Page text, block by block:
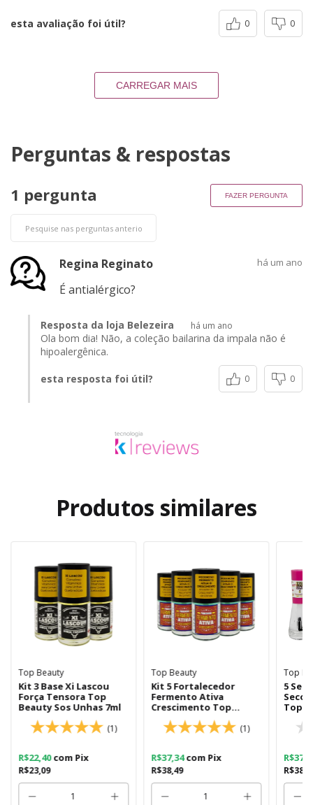
esta avaliação foi útil? 0 0
CARREGAR MAIS
Perguntas & respostas
1 pergunta FAZER PERGUNTA
Regina Reginato há um ano
É antialérgico?
Resposta da loja Belezeira há um ano
Ola bom dia! Não, a coleção bailarina da impala não é
hipoalergênica.
esta resposta foi útil? 0 0
Produtos similares
Top Beauty
Kit 3 Base Xi Lascou
Força Tensora Top
Beauty Sos Unhas 7ml
(1)
R$23,09
R$22,40com Pix
Top Beauty
Kit 5 Fortalecedor
Fermento Ativa
Crescimento Top
Beauty 7ml
(1)
R$38,49
R$37,34com Pix
Top
5
Top